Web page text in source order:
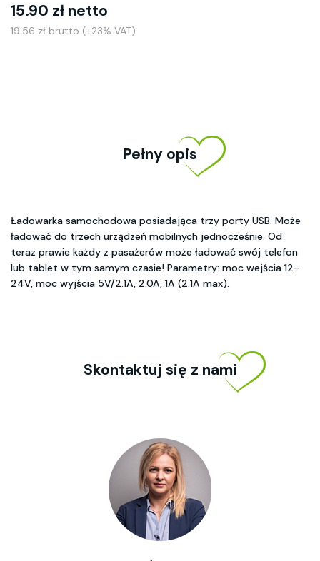
15.90 zł netto
19.56 zł brutto (+23% VAT)
Pełny opis
Ładowarka samochodowa posiadająca trzy porty USB. Może
ładować do trzech urządzeń mobilnych jednocześnie. Od
teraz prawie każdy z pasażerów może ładować swój telefon
lub tablet w tym samym czasie! Parametry: moc wejścia 12-
24V, moc wyjścia 5V/2.1A, 2.0A, 1A (2.1A max).
Skontaktuj się z nami